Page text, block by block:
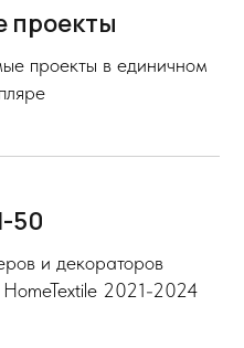
проекты
проекты в единичном
50
и декораторов
2021-2024